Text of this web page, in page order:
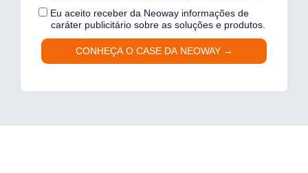
Eu aceito receber da Neoway informações de
caráter publicitário sobre as soluções e produtos.
CONHEÇA O CASE DA NEOWAY →